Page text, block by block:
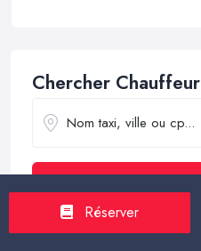
Chercher Chauffeur
Réserver